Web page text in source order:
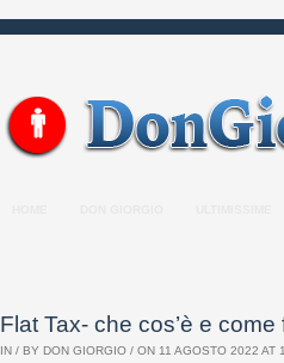
Flat Tax- che cos’è e
IN / BY DON GIORGIO / ON 11 AGOSTO 2022 AT